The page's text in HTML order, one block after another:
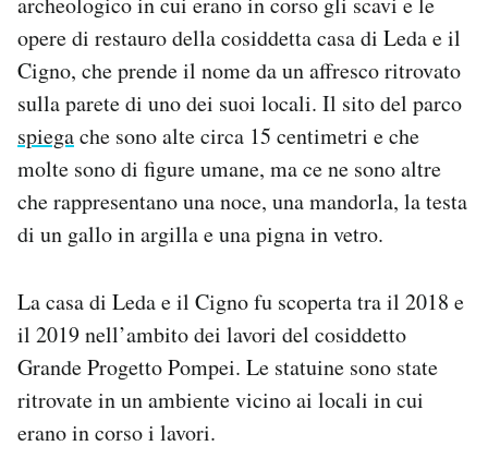
opere di restauro della cosiddetta casa di Leda e il
Cigno, che prende il nome da un affresco ritrovato
sulla parete di uno dei suoi locali. Il sito del parco
spiegache sono alte circa 15 centimetri e che
molte sono di figure umane, ma ce ne sono altre
che rappresentano una noce, una mandorla, la testa
di un gallo in argilla e una pigna in vetro.
La casa di Leda e il Cigno fu scoperta tra il 2018 e
il 2019 nell’ambito dei lavori del cosiddetto
Grande Progetto Pompei. Le statuine sono state
ritrovate in un ambiente vicino ai locali in cui
erano in corso i lavori.